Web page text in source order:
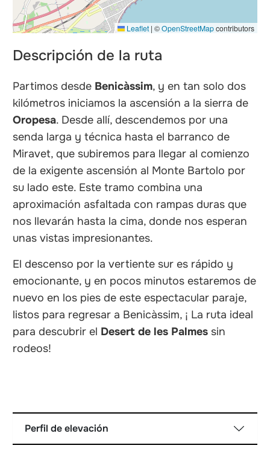
Leaflet | ©OpenStreetMapcontributors
Descripción de la ruta
Partimos desde Benicàssim, y en tan solo dos
kilómetros iniciamos la ascensión a la sierra de
Oropesa. Desde allí, descendemos por una
senda larga y técnica hasta el barranco de
Miravet, que subiremos para llegar al comienzo
de la exigente ascensión al Monte Bartolo por
su lado este. Este tramo combina una
aproximación asfaltada con rampas duras que
nos llevarán hasta la cima, donde nos esperan
unas vistas impresionantes.
El descenso por la vertiente sur es rápido y
emocionante, y en pocos minutos estaremos de
nuevo en los pies de este espectacular paraje,
listos para regresar a Benicàssim, ¡ La ruta ideal
para descubrir el Desert de les Palmes sin
rodeos!
Perfil de elevación